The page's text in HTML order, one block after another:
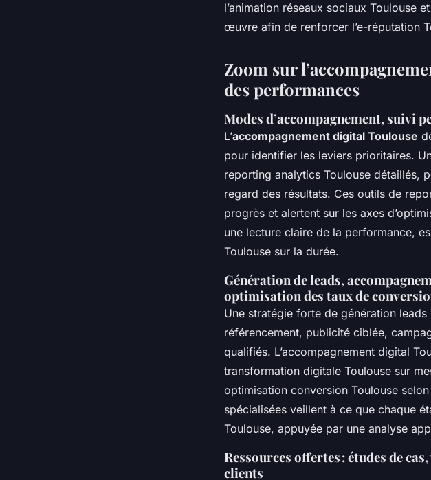
l’animation réseaux sociaux Toulouse
œuvre afin de renforcer l’e-réputation
Zoom sur
des performances
Modes d’accompagnement, suivi
L’accompagnement digital Toulouse
pour identifier les leviers prioritaires.
reporting analytics Toulouse détaillés,
regard des résultats. Ces outils de
progrès et alertent sur les axes
une lecture claire de la performance,
Toulouse sur la durée.
Génération de leads,
optimisation des taux de
Une stratégie forte de génération leads
référencement, publicité ciblée,
qualifiés. L’accompagnement digital
transformation digitale Toulouse sur
optimisation conversion Toulouse
spécialisées veillent à ce que chaque
Toulouse, appuyée par une analyse
Ressources offertes : études de
clients